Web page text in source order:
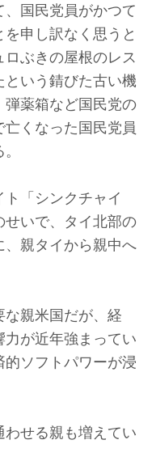
、国民党員がかつて
申し訳なく思うと
ロぶきの屋根のレス
という錆びた古い機
弾薬箱など国民党の
くなった国民党員
「シンクチャイ
せいで、タイ北部の
、親タイから親中へ
親米国だが、経
が近年強まってい
的ソフトパワーが浸
せる親も増えてい